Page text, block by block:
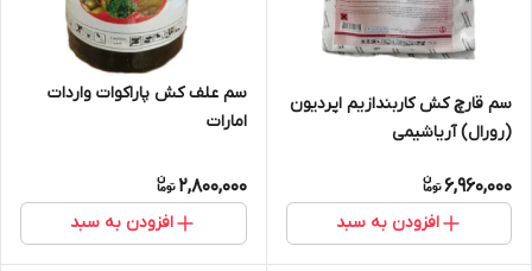
سم قارچ کش کاربندازیم اپردیون
(رورال) آریاشیمی
6,960,000
افزودن به سبد
سم علف کش پاراکوات واردات
امارات
2,800,000
افزودن به سبد